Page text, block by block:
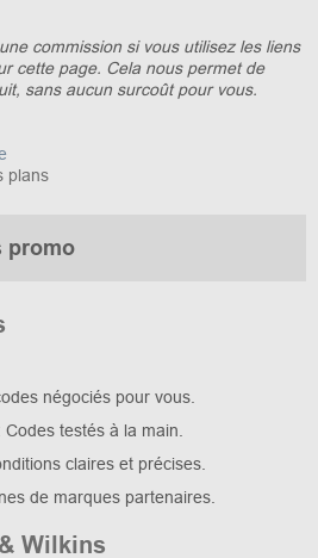
commission si vous utilisez les liens
cette page. Cela nous permet de
sans aucun surcoût pour vous.
plans
promo
négociés pour vous.
testés à la main.
claires et précises.
de marques partenaires.
Wilkins